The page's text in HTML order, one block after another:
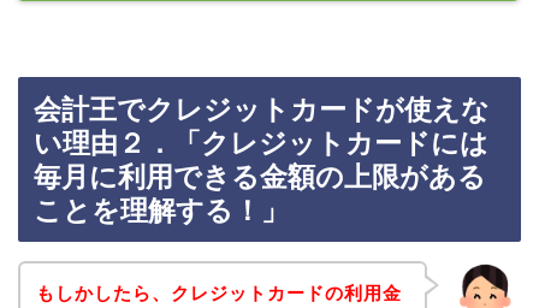
会計王でクレジットカードが使えな
い理由２．「クレジットカードには
毎月に利用できる金額の上限がある
ことを理解する！」
もしかしたら、クレジットカードの利用金